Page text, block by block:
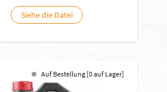
Siehe die Datei
Auf Bestellung [0 auf Lager]